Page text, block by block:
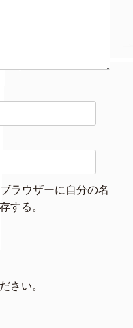
ラウザーに自分の名
する。
さい。